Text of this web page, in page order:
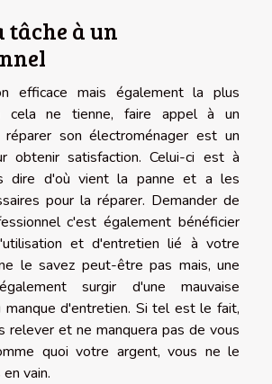
tâche à un
efficace mais également la plus
cela ne tienne, faire appel à un
réparer son électroménager est un
obtenir satisfaction. Celui-ci est à
dire d'où vient la panne et a les
pour la réparer. Demander de
c'est également bénéficier
et d'entretien lié à votre
le savez peut-être pas mais, une
surgir d'une mauvaise
manque d'entretien. Si tel est le fait,
relever et ne manquera pas de vous
quoi votre argent, vous ne le
vain.